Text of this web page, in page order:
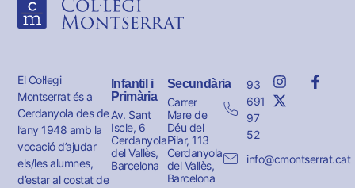
El Col·legi
Montserrat és a
Cerdanyola des de
l’any 1948 amb la
vocació d’ajudar
els/les alumnes,
d’estar al costat de
Infantil i
Primària
Av. Sant
Iscle, 6
Cerdanyola
del Vallès,
Barcelona
Secundària
Carrer
Mare de
Déu del
Pilar, 113
Cerdanyola
del Vallès,
Barcelona
93
691
97
52
info@cmontserrat.cat